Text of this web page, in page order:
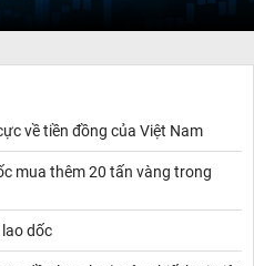
về tiền đồng của Việt Nam
mua thêm 20 tấn vàng trong
lao dốc